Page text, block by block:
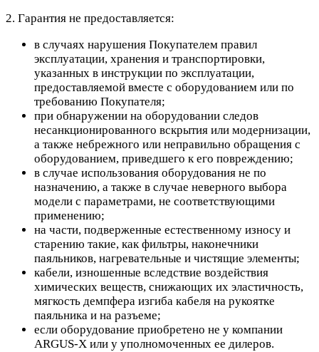
2. Гарантия не предоставляется:
в случаях нарушения Покупателем правил
эксплуатации, хранения и транспортировки,
указанных в инструкции по эксплуатации,
предоставляемой вместе с оборудованием или по
требованию Покупателя;
при обнаружении на оборудовании следов
несанкционированного вскрытия или модернизации,
а также небрежного или неправильно обращения с
оборудованием, приведшего к его повреждению;
в случае использования оборудования не по
назначению, а также в случае неверного выбора
модели с параметрами, не соответствующими
применению;
на части, подверженные естественному износу и
старению такие, как фильтры, наконечники
паяльников, нагревательные и чистящие элементы;
кабели, изношенные вследствие воздействия
химических веществ, снижающих их эластичность,
мягкость демпфера изгиба кабеля на рукоятке
паяльника и на разъеме;
если оборудование приобретено не у компании
ARGUS-X или у уполномоченных ее дилеров.